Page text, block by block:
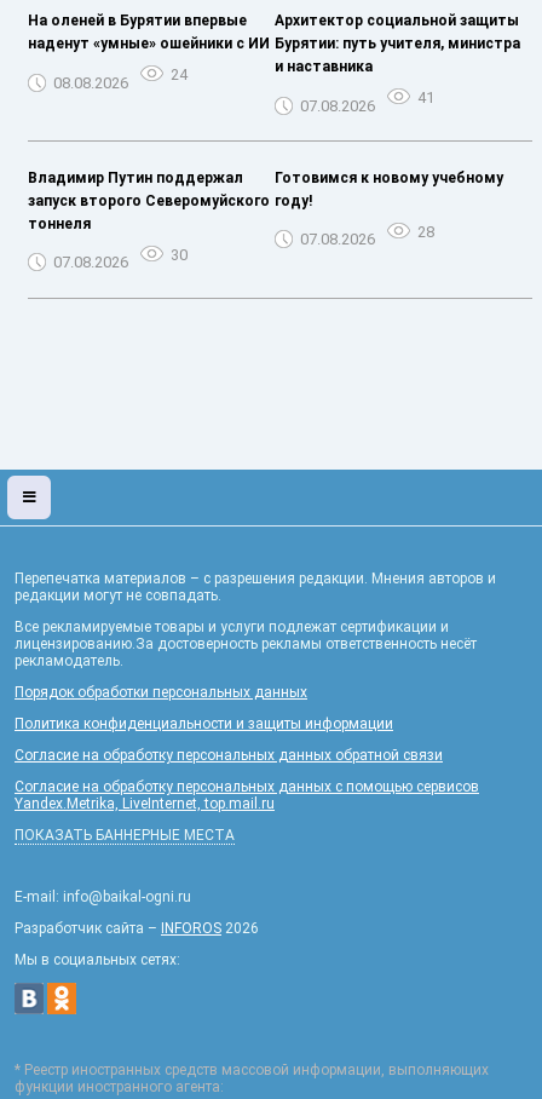
На оленей в Бурятии впервые
наденут «умные» ошейники с ИИ
08.08.2026 24
Архитектор социальной защиты
Бурятии: путь учителя, министра
и наставника
07.08.2026 41
Владимир Путин поддержал
запуск второго Северомуйского
тоннеля
07.08.2026 30
Готовимся к новому учебному
году!
07.08.2026 28
Перепечатка материалов – с разрешения редакции. Мнения авторов и
редакции могут не совпадать.
Все рекламируемые товары и услуги подлежат сертификации и
лицензированию.За достоверность рекламы ответственность несёт
рекламодатель.
Порядок обработки персональных данных
Политика конфиденциальности и защиты информации
Согласие на обработку персональных данных обратной связи
Согласие на обработку персональных данных с помощью сервисов
Yandex.Metrika, LiveInternet, top.mail.ru
ПОКАЗАТЬ БАННЕРНЫЕ МЕСТА
E-mail: info@baikal-ogni.ru
Разработчик сайта – INFOROS 2026
Мы в социальных сетях:
* Реестр иностранных средств массовой информации, выполняющих
функции иностранного агента: